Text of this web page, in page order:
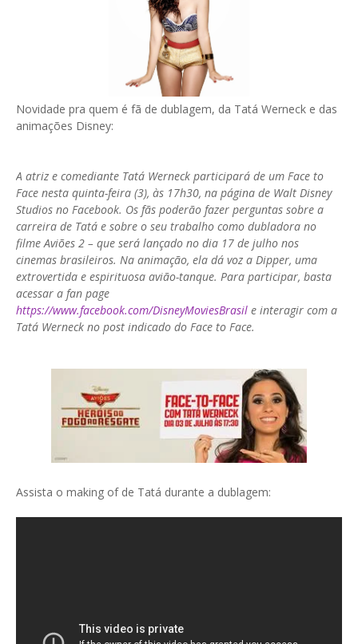
Novidade pra quem é fã de dublagem, da Tatá Werneck e das
animações Disney:
A atriz e comediante Tatá Werneck participará de um Face to
Face nesta quinta-feira (3), às 17h30, na página de Walt Disney
Studios no Facebook. Os fãs poderão fazer perguntas sobre a
carreira de Tatá e sobre o seu trabalho como dubladora no
filme Aviões 2 – que será lançado no dia 17 de julho nos
cinemas brasileiros. Na animação, ela dá voz a Dipper, uma
extrovertida e espirituosa avião-tanque. Para participar, basta
acessar a fan page
https://www.facebook.com/DisneyMoviesBrasil e interagir com a
Tatá Werneck no post indicado do Face to Face.
Assista o making of de Tatá durante a dublagem: